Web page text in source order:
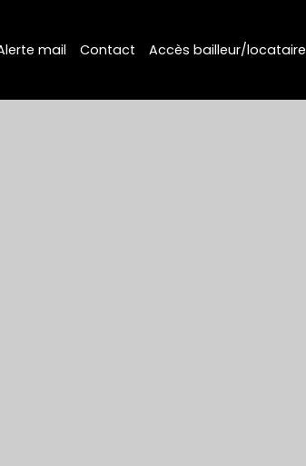
mail Contact Accès bailleur/locataire